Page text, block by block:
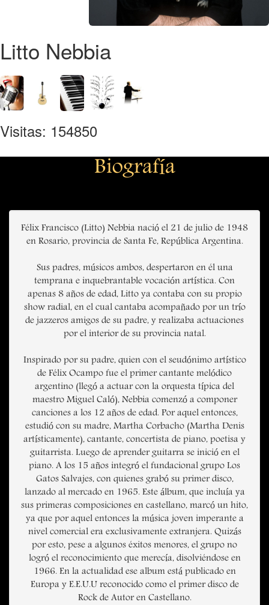
Litto Nebbia
Visitas: 154850
Biografía
Félix Francisco (Litto) Nebbia nació el 21 de julio de 1948
en Rosario, provincia de Santa Fe, República Argentina.
Sus padres, músicos ambos, despertaron en él una
temprana e inquebrantable vocación artística. Con
apenas 8 años de edad, Litto ya contaba con su propio
show radial, en el cual cantaba acompañado por un trío
de jazzeros amigos de su padre, y realizaba actuaciones
por el interior de su provincia natal.
Inspirado por su padre, quien con el seudónimo artístico
de Félix Ocampo fue el primer cantante melódico
argentino (llegó a actuar con la orquesta típica del
maestro Miguel Caló), Nebbia comenzó a componer
canciones a los 12 años de edad. Por aquel entonces,
estudió con su madre, Martha Corbacho (Martha Denis
artísticamente), cantante, concertista de piano, poetisa y
guitarrista. Luego de aprender guitarra se inició en el
piano. A los 15 años integró el fundacional grupo Los
Gatos Salvajes, con quienes grabó su primer disco,
lanzado al mercado en 1965. Este álbum, que incluía ya
sus primeras composiciones en castellano, marcó un hito,
ya que por aquel entonces la música joven imperante a
nivel comercial era exclusivamente extranjera. Quizás
por esto, pese a algunos éxitos menores, el grupo no
logró el reconocimiento que merecía, disolviéndose en
1966. En la actualidad ese album está publicado en
Europa y E.E.U.U reconocido como el primer disco de
Rock de Autor en Castellano.